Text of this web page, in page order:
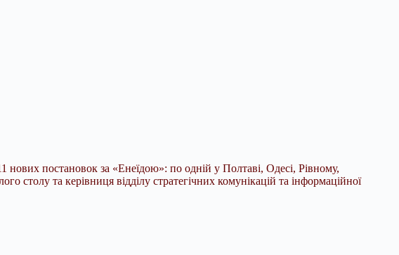
нових постановок за «Енеїдою»: по одній у Полтаві, Одесі, Рівному,
столу та керівниця відділу стратегічних комунікацій та інформаційної